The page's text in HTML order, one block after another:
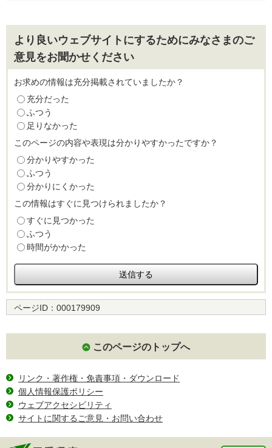
より良いウェブサイトにするためにみなさまのご
意見をお聞かせください
お求めの情報は充分掲載されていましたか？
充分だった
ふつう
足りなかった
このページの内容や表現は分かりやすかったですか？
分かりやすかった
ふつう
分かりにくかった
この情報はすぐに見つけられましたか？
すぐに見つかった
ふつう
時間がかかった
ページID： 000179909
このページのトップへ
リンク・著作権・免責事項・ダウンロード
個人情報保護ポリシー
ウェブアクセシビリティ
サイトに関するご意見・お問い合わせ